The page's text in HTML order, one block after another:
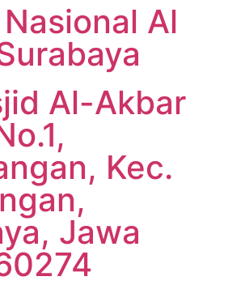
Al
Al-Akbar
Kec.
Jawa